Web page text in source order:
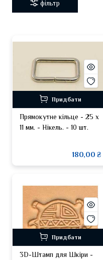
фільтр
Придбати
Прямокутне кільце - 25 х
11 мм. - Нікель. - 10 шт.
180,00 ₴
Придбати
3D-Штамп для Шкіри -